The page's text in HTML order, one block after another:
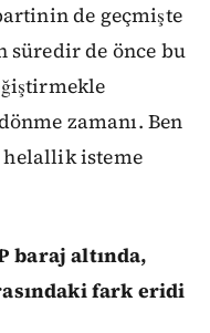
de geçmişte
süredir de önce bu
zamanı. Ben
helallik isteme
baraj altında,
fark eridi